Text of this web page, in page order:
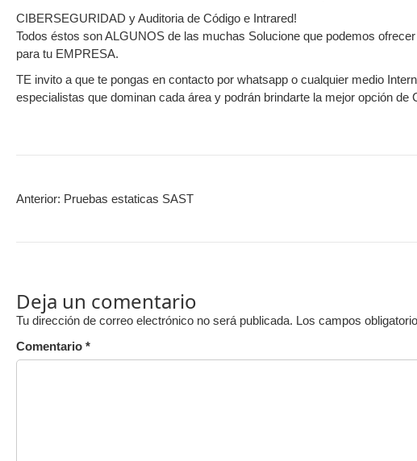
CIBERSEGURIDAD y Auditoria de Código e Intrared!
Todos éstos son ALGUNOS de las muchas Solucione que podemos
para tu EMPRESA.
TE invito a que te pongas en contacto por whatsapp o cualquier medio
especialistas que dominan cada área y podrán brindarte la mejor opción
Anterior: Pruebas estaticas SAST
Deja un comentario
Tu dirección de correo electrónico no será publicada. Los campos
Comentario *